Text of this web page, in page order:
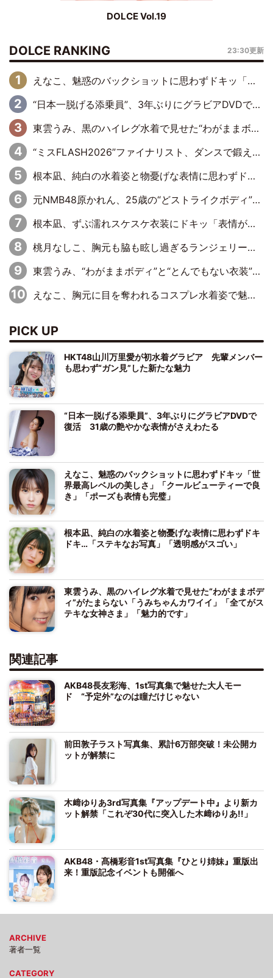
DOLCE Vol.19
DOLCE RANKING 23:30更新
えなこ、魅惑のバックショットに思わずドキッ「世界最高レベルの美しさ」「クールビューティーで良き」「ポーズも表情も完璧」
“日本一脱げる添乗員”、3年ぶりにグラビアDVDで復活 31歳の艶やかな表情がさえわたる
東雲うみ、黒のハイレグ水着で見せた“わがままボディ”がたまらない「うみちゃんカワイイ」「全てがステキな女神さま」「魅力的です」
“ミスFLASH2026”ファイナリスト、ダンスで鍛え上げた健康的な美ボディー披露
根本凪、純白の水着姿と物憂げな表情に思わずドキドキ…「ステキなお写真」「透明感がスゴい」
元NMB48原かれん、25歳の“どストライクボディ”をバリで解禁 169cmモデル体形で挑む初の本格グラビア
根本凪、ずぶ濡れスケスケ衣装にドキッ「表情が良過ぎる」「ねもちゃんの眼差しにドキドキが止まらない」
桃月なしこ、胸元も脇も眩し過ぎるランジェリー＆ビキニ姿を披露「なしこたそ最強」「セクシーでゴージャスで大きなボリューム」
東雲うみ、“わがままボディ”と“とんでもない衣装”で誘惑「パーフェクトなスタイル」「くびれがステキ」「やみつきになるボディ」
えなこ、胸元に目を奪われるコスプレ水着姿で魅了「群を抜く美しさと華やかさ」「えなこりんの千咲は破壊力がスゴい」
PICK UP
HKT48山川万里愛が初水着グラビア 先輩メンバー
も思わず“ガン見”した新たな魅力
“日本一脱げる添乗員”、3年ぶりにグラビアDVDで
復活 31歳の艶やかな表情がさえわたる
えなこ、魅惑のバックショットに思わずドキッ「世
界最高レベルの美しさ」「クールビューティーで良
き」「ポーズも表情も完璧」
根本凪、純白の水着姿と物憂げな表情に思わずドキ
ドキ…「ステキなお写真」「透明感がスゴい」
東雲うみ、黒のハイレグ水着で見せた“わがままボデ
ィ”がたまらない「うみちゃんカワイイ」「全てがス
テキな女神さま」「魅力的です」
関連記事
AKB48長友彩海、1st写真集で魅せた大人モー
ド “予定外”なのは瞳だけじゃない
前田敦子ラスト写真集、累計6万部突破！未公開カ
ットが解禁に
木﨑ゆりあ3rd写真集『アップデート中』より新カ
ット解禁「これぞ30代に突入した木﨑ゆりあ!!」
AKB48・髙橋彩音1st写真集『ひとり姉妹』重版出
来！重版記念イベントも開催へ
ARCHIVE
著者一覧
CATEGORY